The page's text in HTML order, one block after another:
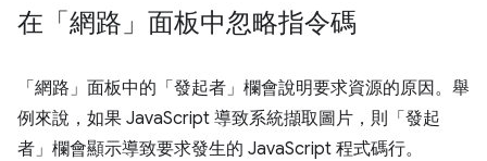
在「網路」面板中忽略指令碼
「網路」 面板中的「發起者」 欄會說明要求資源的原因。舉
例來說，如果 JavaScript 導致系統擷取圖片，則「發起
者」 欄會顯示導致要求發生的 JavaScript 程式碼行。